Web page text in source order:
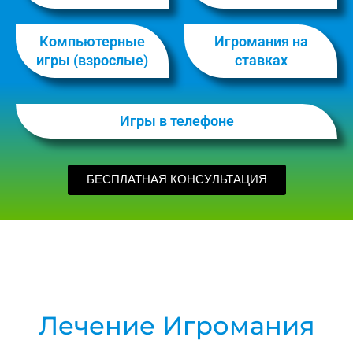
Компьютерные
игры (взрослые)
Игромания на
ставках
Игры в телефоне
БЕСПЛАТНАЯ КОНСУЛЬТАЦИЯ
Лечение Игромания